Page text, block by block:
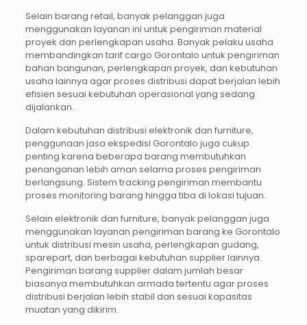
Selain barang retail, banyak pelanggan juga
menggunakan layanan ini untuk pengiriman material
proyek dan perlengkapan usaha. Banyak pelaku usaha
membandingkan tarif cargo Gorontalo untuk pengiriman
bahan bangunan, perlengkapan proyek, dan kebutuhan
usaha lainnya agar proses distribusi dapat berjalan lebih
efisien sesuai kebutuhan operasional yang sedang
dijalankan.
Dalam kebutuhan distribusi elektronik dan furniture,
penggunaan jasa ekspedisi Gorontalo juga cukup
penting karena beberapa barang membutuhkan
penanganan lebih aman selama proses pengiriman
berlangsung. Sistem tracking pengiriman membantu
proses monitoring barang hingga tiba di lokasi tujuan.
Selain elektronik dan furniture, banyak pelanggan juga
menggunakan layanan pengiriman barang ke Gorontalo
untuk distribusi mesin usaha, perlengkapan gudang,
sparepart, dan berbagai kebutuhan supplier lainnya.
Pengiriman barang supplier dalam jumlah besar
biasanya membutuhkan armada tertentu agar proses
distribusi berjalan lebih stabil dan sesuai kapasitas
muatan yang dikirim.